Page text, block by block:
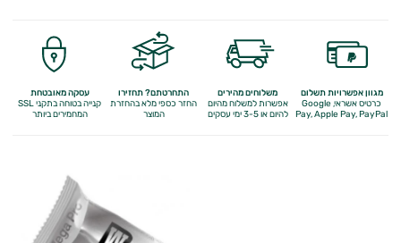
מגוון אפשרויות תשלום
כרטיס אשראי, Google
Pay,Apple Pay, PayPal
משלוחים מהירים
אפשרות למשלוח מהיום
להיום או 3-5 ימי עסקים
התחרטתם? תחזירו
החזר כספי מלאבהחזרת
המוצר
עסקה מאובטחת
קנייה בטוחה בתקני SSL
המחמירים ביותר